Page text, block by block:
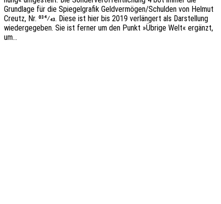
Grund­la­ge für die Spie­gel­gra­fik Geldvermögen/Schulden von Helmut
Creutz, Nr. 034⁄43. Diese ist hier bis 2019 verlän­gert als Darstel­lung
wieder­ge­ge­ben. Sie ist ferner um den Punkt »Übrige Welt« ergänzt,
um…